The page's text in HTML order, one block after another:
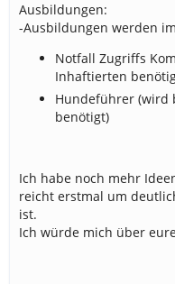
Ausbildungen:
-Ausbildungen werden
Notfall Zugriffs
Inhaftierten
Hundeführer (wird
benötigt)
Ich habe noch mehr
reicht erstmal um
ist.
Ich würde mich über